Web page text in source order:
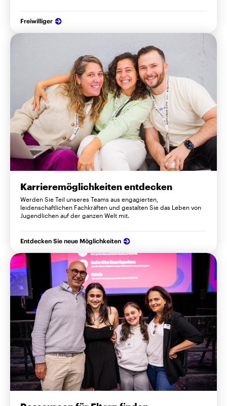
Freiwilliger
Karrieremöglichkeiten entdecken
Werden Sie Teil unseres Teams aus engagierten,
leidenschaftlichen Fachkräften und gestalten Sie das Leben von
Jugendlichen auf der ganzen Welt mit.
Entdecken Sie neue Möglichkeiten